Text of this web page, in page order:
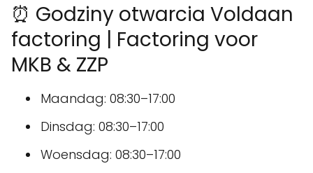
⏰ Godziny otwarcia Voldaan
factoring | Factoring voor
MKB & ZZP
Maandag: 08:30–17:00
Dinsdag: 08:30–17:00
Woensdag: 08:30–17:00